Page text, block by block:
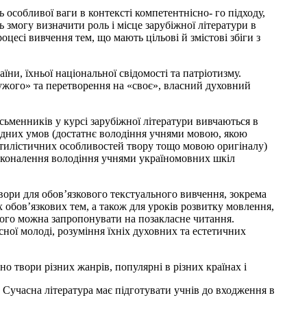
ваги в контексті компетентнісно- го підходу,
визначити роль і місце зарубіжної літератури в
вивчення тем, що мають цільові й змістові збіги з
їхньої національної свідомості та патріотизму.
та перетворення на «своє», власний духовний
у курсі зарубіжної літератури вивчаються в
умов (достатнє володіння учнями мовою, якою
особливостей твору тощо мовою оригіналу)
володіння учнями україномовних шкіл
для обов’язкового текстуального вивчення, зокрема
тем, а також для уроків розвитку мовлення,
можна запропонувати на позакласне читання.
молоді, розуміння їхніх духовних та естетичних
твори різних жанрів, популярні в різних країнах і
література має підготувати учнів до входження в